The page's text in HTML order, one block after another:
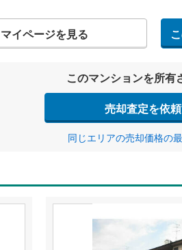
マイページを見る
このマンションを所有
売却査定を依
同じエリアの売却価格の